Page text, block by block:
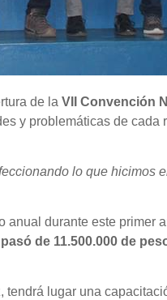
de laVII Convención
y problemáticas de cada
lo que hicimos
anual durante este primer
de 11.500.000 de
lugar una